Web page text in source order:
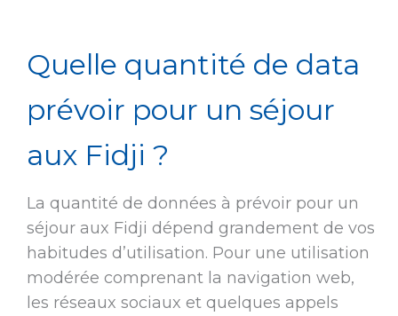
Quelle quantité de data
prévoir pour un séjour
aux Fidji ?
La quantité de données à prévoir pour un
séjour aux Fidji dépend grandement de vos
habitudes d’utilisation. Pour une utilisation
modérée comprenant la navigation web,
les réseaux sociaux et quelques appels